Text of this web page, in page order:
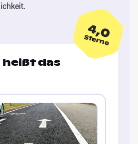
4,0
Sterne
heißt das